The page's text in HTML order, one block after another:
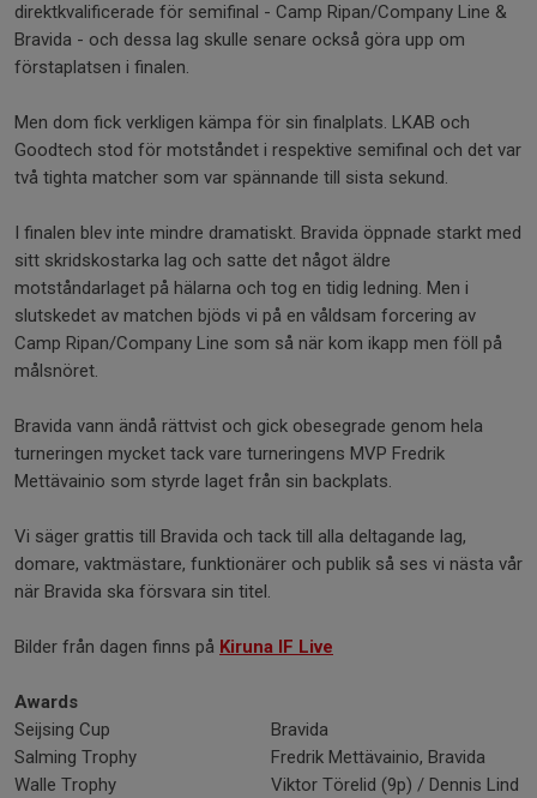
direktkvalificerade för semifinal - Camp Ripan/Company Line &
Bravida - och dessa lag skulle senare också göra upp om
förstaplatsen i finalen.
Men dom fick verkligen kämpa för sin finalplats. LKAB och
Goodtech stod för motståndet i respektive semifinal och det var
två tighta matcher som var spännande till sista sekund.
I finalen blev inte mindre dramatiskt. Bravida öppnade starkt med
sitt skridskostarka lag och satte det något äldre
motståndarlaget på hälarna och tog en tidig ledning. Men i
slutskedet av matchen bjöds vi på en våldsam forcering av
Camp Ripan/Company Line som så när kom ikapp men föll på
målsnöret.
Bravida vann ändå rättvist och gick obesegrade genom hela
turneringen mycket tack vare turneringens MVP Fredrik
Mettävainio som styrde laget från sin backplats.
Vi säger grattis till Bravida och tack till alla deltagande lag,
domare, vaktmästare, funktionärer och publik så ses vi nästa vår
när Bravida ska försvara sin titel.
Bilder från dagen finns på Kiruna IF Live
Awards
Seijsing Cup
Bravida
Salming Trophy
Fredrik Mettävainio, Bravida
Walle Trophy
Viktor Törelid (9p) / Dennis Lind